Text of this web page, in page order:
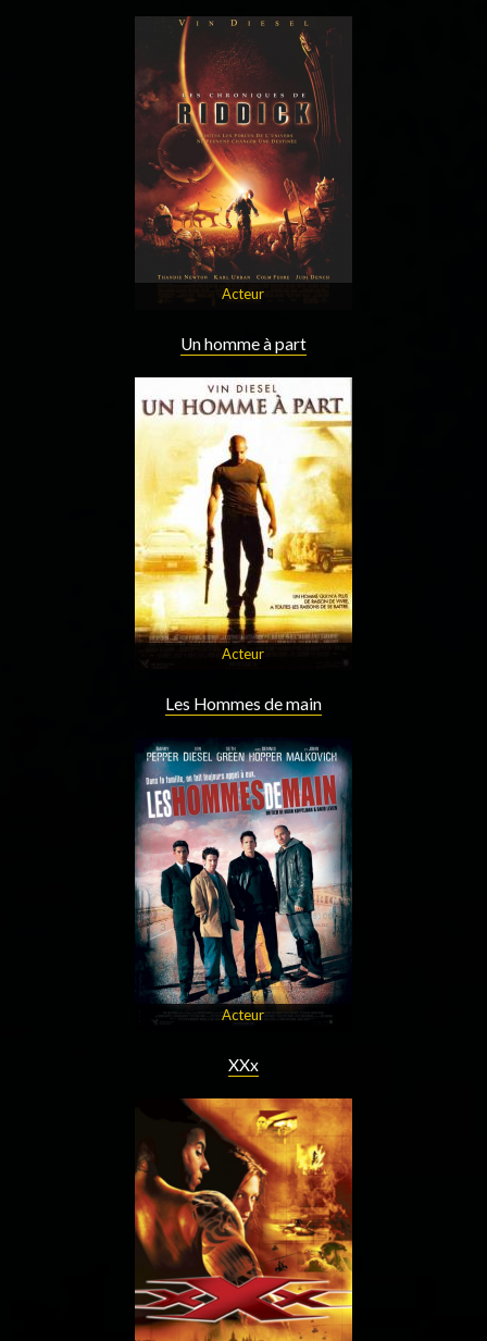
Acteur
Un homme à part
Acteur
Les Hommes de main
Acteur
XXx